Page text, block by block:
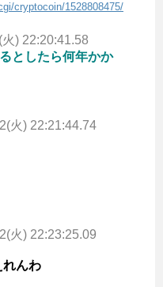
cryptocoin/1528808475/
) 22:20:41.58
としたら何年かか
火) 22:21:44.74
火) 22:23:25.09
れんわ